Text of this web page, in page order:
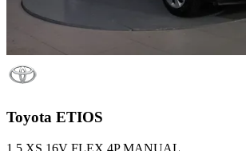
Toyota ETIOS
1.5 XS 16V FLEX 4P MANUAL